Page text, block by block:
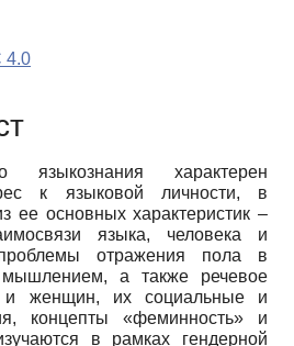
4.0
языкознания характерен
к языковой личности, в
ее основных характеристик –
языка, человека и
проблемы отражения пола в
а также речевое
и женщин, их cоциальные и
концепты «феминность» и
в рамках гендерной